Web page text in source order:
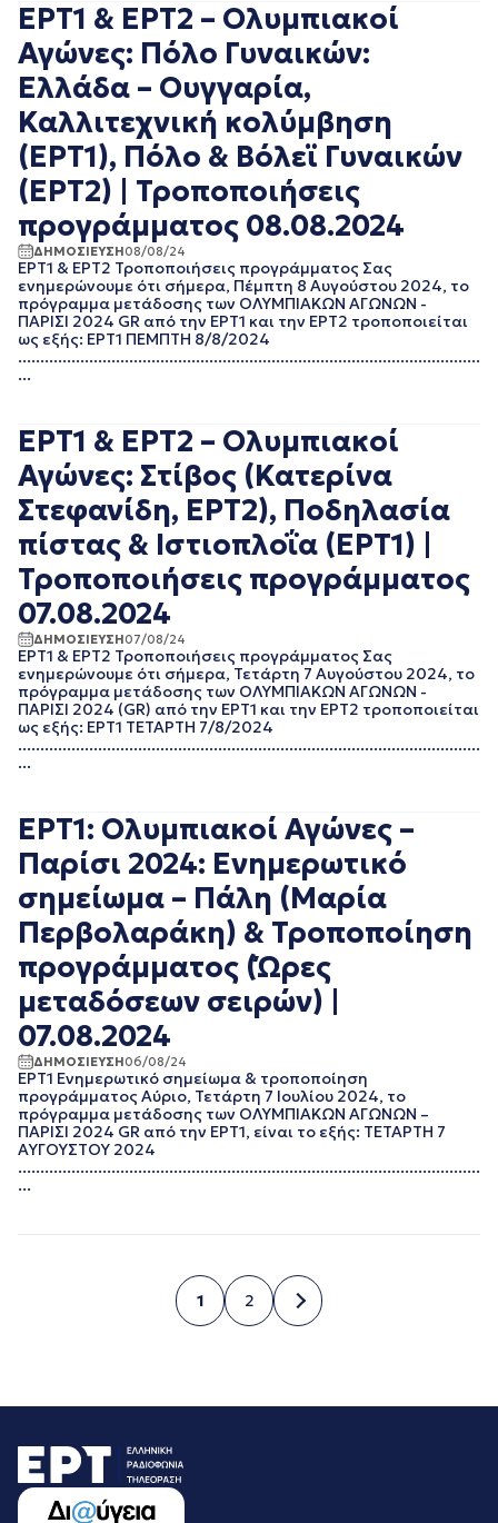
ΕΡΤ1 & ΕΡΤ2 – Ολυμπιακοί
Αγώνες: Πόλο Γυναικών:
Ελλάδα – Ουγγαρία,
Καλλιτεχνική κολύμβηση
(ΕΡΤ1), Πόλο & Βόλεϊ Γυναικών
(ΕΡΤ2) | Τροποποιήσεις
προγράμματος 08.08.2024
ΔΗΜΟΣΙΕΥΣΗ08/08/24
ΕΡΤ1 & ΕΡΤ2 Τροποποιήσεις προγράμματος Σας
ενημερώνουμε ότι σήμερα, Πέμπτη 8 Αυγούστου 2024, το
πρόγραμμα μετάδοσης των ΟΛΥΜΠΙΑΚΩΝ ΑΓΩΝΩΝ -
ΠΑΡΙΣΙ 2024 GR από την ΕΡΤ1 και την ΕΡΤ2 τροποποιείται
ως εξής: ΕΡΤ1 ΠΕΜΠΤΗ 8/8/2024
........................................................................................................
...
ΕΡΤ1 & ΕΡΤ2 – Ολυμπιακοί
Αγώνες: Στίβος (Κατερίνα
Στεφανίδη, ΕΡΤ2), Ποδηλασία
πίστας & Ιστιοπλοΐα (ΕΡΤ1) |
Τροποποιήσεις προγράμματος
07.08.2024
ΔΗΜΟΣΙΕΥΣΗ07/08/24
ΕΡΤ1 & ΕΡΤ2 Τροποποιήσεις προγράμματος Σας
ενημερώνουμε ότι σήμερα, Τετάρτη 7 Αυγούστου 2024, το
πρόγραμμα μετάδοσης των ΟΛΥΜΠΙΑΚΩΝ ΑΓΩΝΩΝ -
ΠΑΡΙΣΙ 2024 (GR) από την ΕΡΤ1 και την ΕΡΤ2 τροποποιείται
ως εξής: ΕΡΤ1 ΤΕΤΑΡΤΗ 7/8/2024
........................................................................................................
...
ΕΡΤ1: Ολυμπιακοί Αγώνες –
Παρίσι 2024: Ενημερωτικό
σημείωμα – Πάλη (Μαρία
Περβολαράκη) & Τροποποίηση
προγράμματος (Ώρες
μεταδόσεων σειρών) |
07.08.2024
ΔΗΜΟΣΙΕΥΣΗ06/08/24
ΕΡΤ1 Ενημερωτικό σημείωμα & τροποποίηση
προγράμματος Αύριο, Τετάρτη 7 Ιουλίου 2024, το
πρόγραμμα μετάδοσης των ΟΛΥΜΠΙΑΚΩΝ ΑΓΩΝΩΝ –
ΠΑΡΙΣΙ 2024 GR από την ΕΡΤ1, είναι το εξής: ΤΕΤΑΡΤΗ 7
ΑΥΓΟΥΣΤΟΥ 2024
........................................................................................................
...
Σελίδα
1
Σελίδα
2